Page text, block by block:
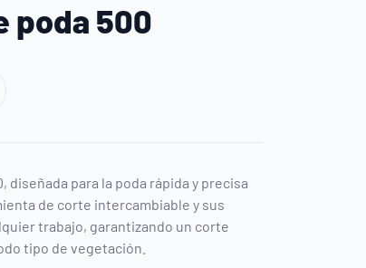
poda 500
diseñada para la poda rápida y precisa
de corte intercambiable y sus
trabajo, garantizando un corte
tipo de vegetación.